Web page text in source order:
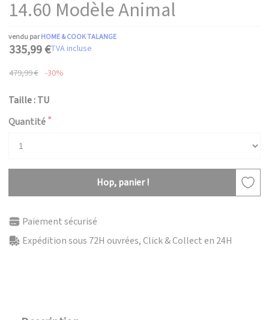
14.60 Modèle Animal
vendu parHOME & COOK TALANGE
335,99 €TVA incluse
479,99 € -30%
Taille : TU
Quantité
Hop, panier !
Paiement sécurisé
Expédition sous 72H ouvrées, Click & Collect en 24H